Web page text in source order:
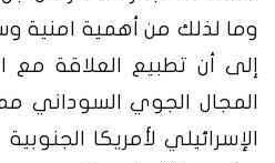
وما لذلك من أهمية امنية
إلى أن تطبيع العلاقة مع
المجال الجوي السوداني
الإسرائيلي لأمريكا